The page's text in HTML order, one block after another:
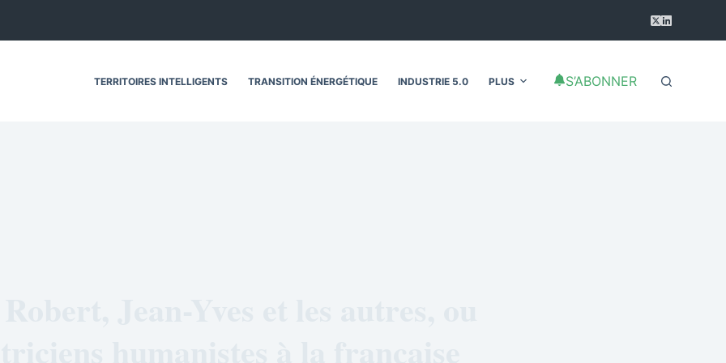
TERRITOIRES INTELLIGENTS TRANSITION ÉNERGÉTIQUE INDUSTRIE 5.0 PLUS S’ABONNER